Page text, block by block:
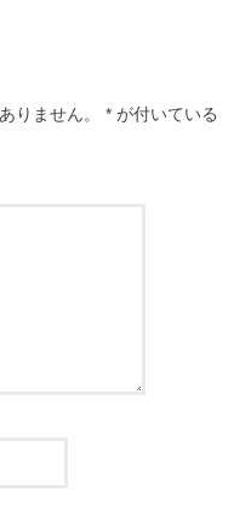
りません。 * が付いている